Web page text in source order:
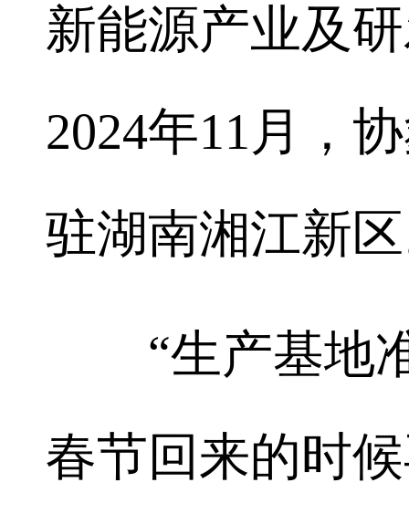
新能源产业及
2024年11月，
驻湖南湘江新
“生产基地准
春节回来的时